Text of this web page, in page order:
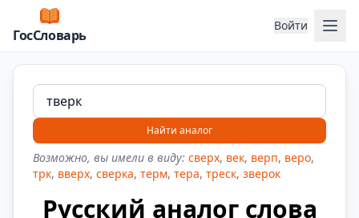
ГосСловарь
Войти
Найти аналог
Возможно, вы имели в виду: сверх, век, верп, веро,
трк, вверх, сверка, терм, тера, треск, зверок
Русский аналог слова